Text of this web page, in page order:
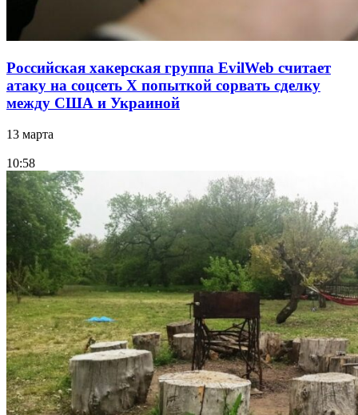
Российская хакерская группа EvilWeb считает
атаку на соцсеть Х попыткой сорвать сделку
между США и Украиной
13 марта
10:58